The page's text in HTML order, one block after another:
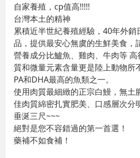
自家養殖，cp值高!!!!!
台灣本土的精神
累積近半世紀養殖經驗，40年外銷
品，提供最安心無虞的生鮮美食，
營養成分比鱸魚、雞肉、牛肉等
質和微量元素含量更是陸上動物所
PA和DHA最高的魚類之一。
使用肉質最細緻的正宗白鰻，無土
佳肉質綿密扎實肥美、口感層次分
垂涎三尺~~~
絕對是您不容錯過的第一首選！
藥補不如食補！